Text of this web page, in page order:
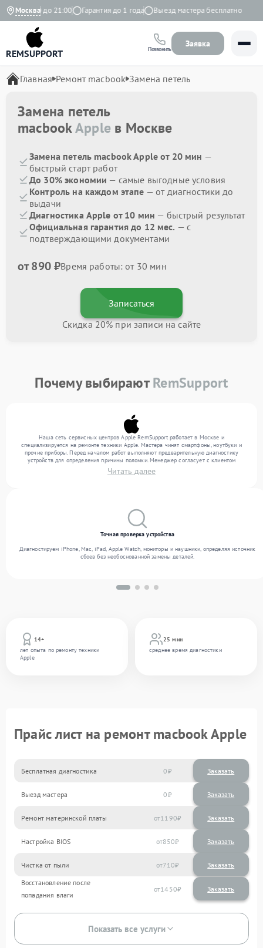
Москва
с 9:00 до 21:00 Гарантия до 1 года Выезд мастера бесплатно
REMSUPPORT Позвонить
Заявка
Главная Ремонт macbook Замена петель
Замена петель
macbookApple в Москве
Замена петель macbook Apple от 20 мин —
быстрый старт работ
До 30% экономии — самые выгодные условия
Контроль на каждом этапе — от диагностики до
выдачи
Диагностика Apple от 10 мин — быстрый результат
Официальная гарантия до 12 мес. — с
подтверждающими документами
от 890 ₽Время работы: от 30 мин
Записаться
Скидка 20% при записи на сайте
Почему выбираютRemSupport
Наша сеть сервисных центров Apple RemSupport работает в Москве и
специализируется на ремонте техники Apple. Мастера чинят смартфоны, ноутбуки и
прочие приборы. Перед началом работ выполняют предварительную диагностику
устройств для определения причины поломки. Менеджер согласует с клиентом
перечень необходимых работ и их стоимость. Только после этого инженеры
выполняют ремонт с заменой деталей по необходимости. После работ их качество
Читать далее
14+
лет опыта по ремонту техники
Apple
25 мин
среднее время диагностики
Точная проверка устройства
Диагностируем iPhone, Mac, iPad, Apple Watch, мониторы и наушники, определяя источник
сбоев без необоснованной замены деталей.
Прайс лист на ремонт macbook Apple
Бесплатная диагностика 0 Заказать
Выезд мастера 0 Заказать
Ремонт материнской платы 1190
Настройка BIOS 850
Чистка от пыли 710
Восстановление после
попадания влаги
1450
Показать все услуги